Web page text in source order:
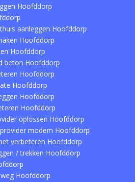
Hoofddorp
aanleggen Hoofddorp
Hoofddorp
Hoofddorp
beton Hoofddorp
Hoofddorp
Hoofddorp
Hoofddorp
Hoofddorp
oplossen Hoofddorp
modem Hoofddorp
verbeteren Hoofddorp
/ trekken Hoofddorp
Hoofddorp